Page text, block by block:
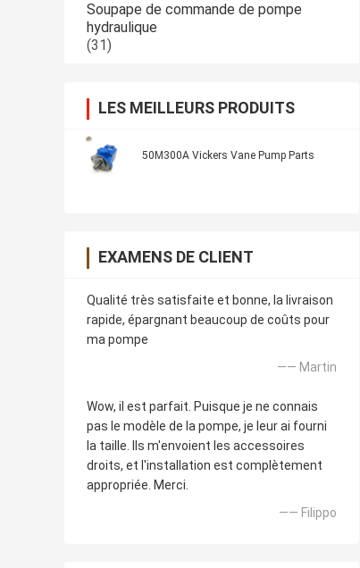
Soupape de commande de pompe
hydraulique
(31)
LES MEILLEURS PRODUITS
50M300A Vickers Vane Pump Parts
EXAMENS DE CLIENT
Qualité très satisfaite et bonne, la livraison
rapide, épargnant beaucoup de coûts pour
ma pompe
—— Martin
Wow, il est parfait. Puisque je ne connais
pas le modèle de la pompe, je leur ai fourni
la taille. Ils m'envoient les accessoires
droits, et l'installation est complètement
appropriée. Merci.
—— Filippo